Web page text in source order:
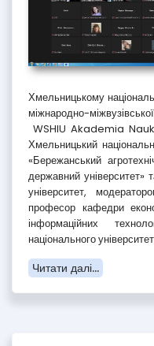
Хмельницькому
міжнародно-
WSHIU Akademia
Хмельницький
«Бережанський
державний університет»
університет,
професор кафедри
інформаційних
національного
Читати далі...